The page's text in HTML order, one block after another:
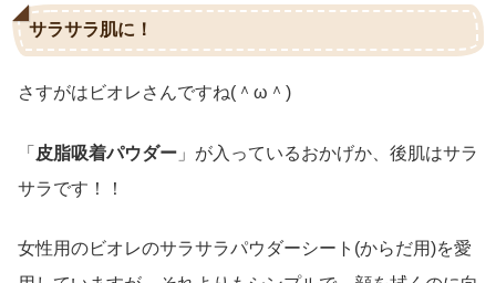
サラサラ肌に！
さすがはビオレさんですね(＾ω＾)
「 皮脂吸着パウダー 」が入っているおかげか、後肌はサラ
サラです！！
女性用のビオレのサラサラパウダーシート(からだ用)を愛